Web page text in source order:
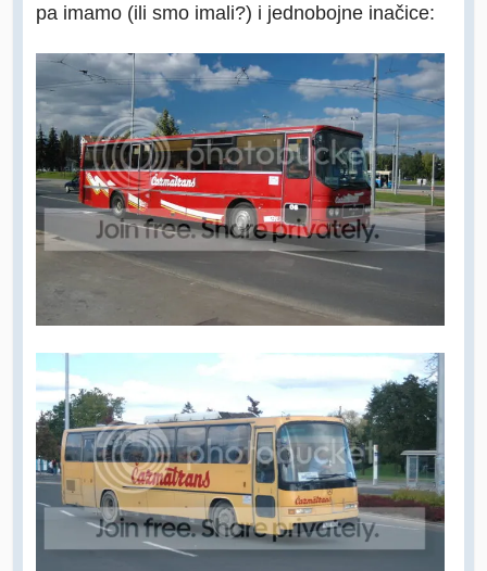
pa imamo (ili smo imali?) i jednobojne inačice: